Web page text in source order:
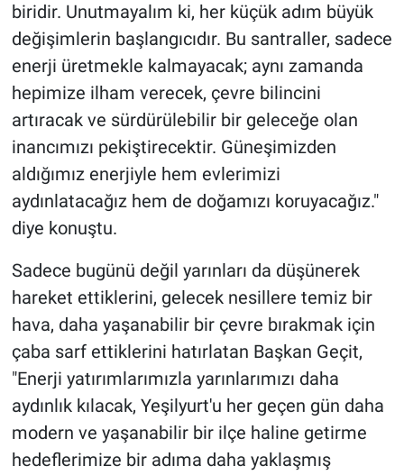
biridir. Unutmayalım ki, her küçük adım büyük
değişimlerin başlangıcıdır. Bu santraller, sadece
enerji üretmekle kalmayacak; aynı zamanda
hepimize ilham verecek, çevre bilincini
artıracak ve sürdürülebilir bir geleceğe olan
inancımızı pekiştirecektir. Güneşimizden
aldığımız enerjiyle hem evlerimizi
aydınlatacağız hem de doğamızı koruyacağız."
diye konuştu.
Sadece bugünü değil yarınları da düşünerek
hareket ettiklerini, gelecek nesillere temiz bir
hava, daha yaşanabilir bir çevre bırakmak için
çaba sarf ettiklerini hatırlatan Başkan Geçit,
"Enerji yatırımlarımızla yarınlarımızı daha
aydınlık kılacak, Yeşilyurt'u her geçen gün daha
modern ve yaşanabilir bir ilçe haline getirme
hedeflerimize bir adıma daha yaklaşmış